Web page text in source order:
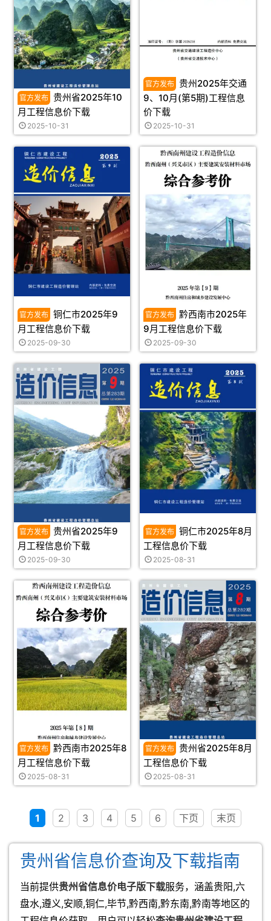
贵州省2025年10
月工程信息价下载
2025-10-31
贵州2025年交通
9、10月(第5期)工程信息
价下载
2025-10-31
铜仁市2025年9
月工程信息价下载
2025-09-30
黔西南市2025年
9月工程信息价下载
2025-09-30
贵州省2025年9
月工程信息价下载
2025-09-30
铜仁市2025年8月
工程信息价下载
2025-08-31
黔西南市2025年8
月工程信息价下载
2025-08-31
贵州省2025年8月
工程信息价下载
2025-08-31
1 2 3 4 5 6 下页 末页
贵州省信息价查询及下载指南
当前提供贵州省信息价电子版下载服务，涵盖贵阳,六
盘水,遵义,安顺,铜仁,毕节,黔西南,黔东南,黔南等地区的